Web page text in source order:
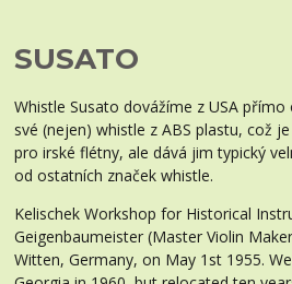
SUSATO
Whistle Susato dovážíme z USA
své (nejen) whistle z ABS plastu, což
pro irské flétny, ale dává jim typický
od ostatních značek whistle.
Kelischek Workshop for Historical
Geigenbaumeister (Master Violin
Witten, Germany, on May 1st 1955.